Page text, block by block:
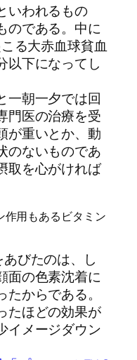
いわれるもの
のである。中に
る大赤血球貧血
以下になってし
一朝一夕では回
門医の治療を受
が重いとか、動
のないものであ
取を心がければ
作用もあるビタミン
びたのは、し
面の色素沈着に
からである。
たほどの効果が
イメージダウン